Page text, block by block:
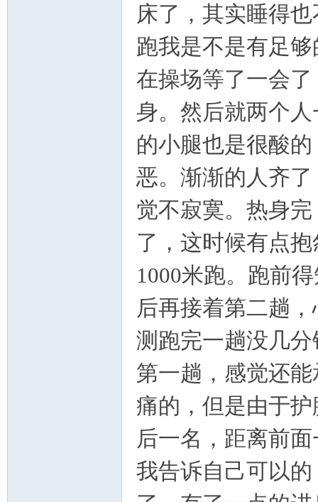
床了，其实睡得
跑我是不是有足
在操场等了一会
身。然后就两个
的小腿也是很酸
恶。渐渐的人齐
觉不寂寞。热身
了，这时候有点
1000米跑。跑前
后再接着第二趟
测跑完一趟没几
第一趟，感觉还
痛的，但是由于
后一名，距离前
我告诉自己可以